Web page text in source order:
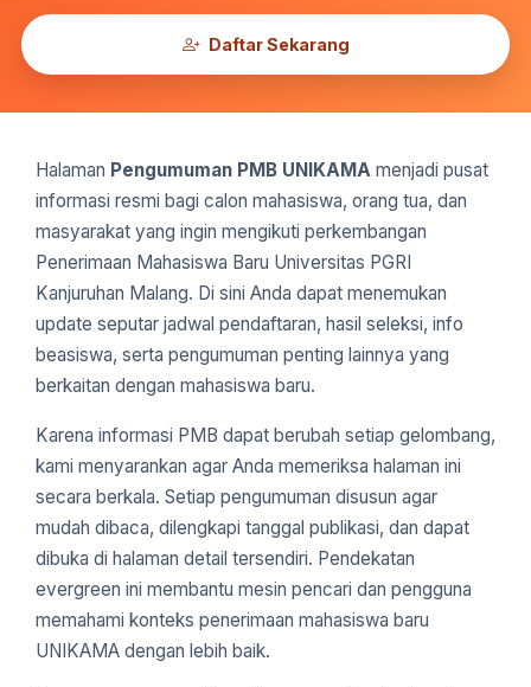
Daftar Sekarang
Halaman Pengumuman PMB UNIKAMAmenjadi pusat
informasi resmi bagi calon mahasiswa, orang tua, dan
masyarakat yang ingin mengikuti perkembangan
Penerimaan Mahasiswa Baru Universitas PGRI
Kanjuruhan Malang. Di sini Anda dapat menemukan
update seputar jadwal pendaftaran, hasil seleksi, info
beasiswa, serta pengumuman penting lainnya yang
berkaitan dengan mahasiswa baru.
Karena informasi PMB dapat berubah setiap gelombang,
kami menyarankan agar Anda memeriksa halaman ini
secara berkala. Setiap pengumuman disusun agar
mudah dibaca, dilengkapi tanggal publikasi, dan dapat
dibuka di halaman detail tersendiri. Pendekatan
evergreen ini membantu mesin pencari dan pengguna
memahami konteks penerimaan mahasiswa baru
UNIKAMA dengan lebih baik.